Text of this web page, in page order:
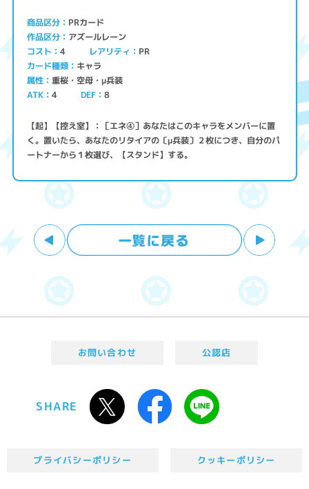
商品区分 PRカード
作品区分 アズールレーン
コスト 4 レアリティ PR
カード種類 キャラ
属性 重桜・空母・μ兵装
ATK 4 DEF 8
【起】【控え室】：［エネ④］あなたはこのキャラをメンバーに置
く。置いたら、あなたのリタイアの〔μ兵装〕２枚につき、自分のパ
ートナーから１枚選び、【スタンド】する。
お問い合わせ 公認店
SHARE
プライバシーポリシー クッキーポリシー